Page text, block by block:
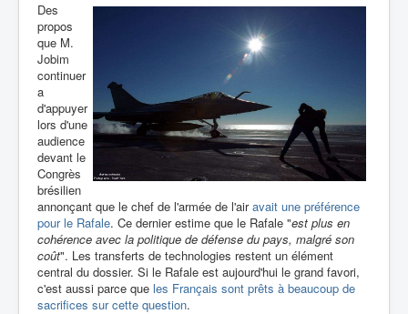
Des
propos
que M.
Jobim
continuer
a
d'appuyer
lors d'une
audience
devant le
Congrès
brésilien
annonçant que le chef de l'armée de l'airavait une préférence
pour le Rafale. Ce dernier estime que le Rafale "est plus en
cohérence avec la politique de défense du pays, malgré son
coût". Les transferts de technologies restent un élément
central du dossier. Si le Rafale est aujourd'hui le grand favori,
c'est aussi parce que les Français sont prêts à beaucoup de
sacrifices sur cette question.